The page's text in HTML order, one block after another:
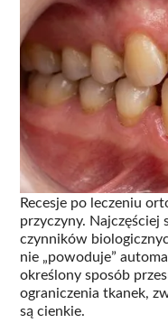
Recesje po leczeniu
przyczyny. Najczęściej
czynników
nie „powoduje”
określony sposób
ograniczenia tkanek,
są cienkie.